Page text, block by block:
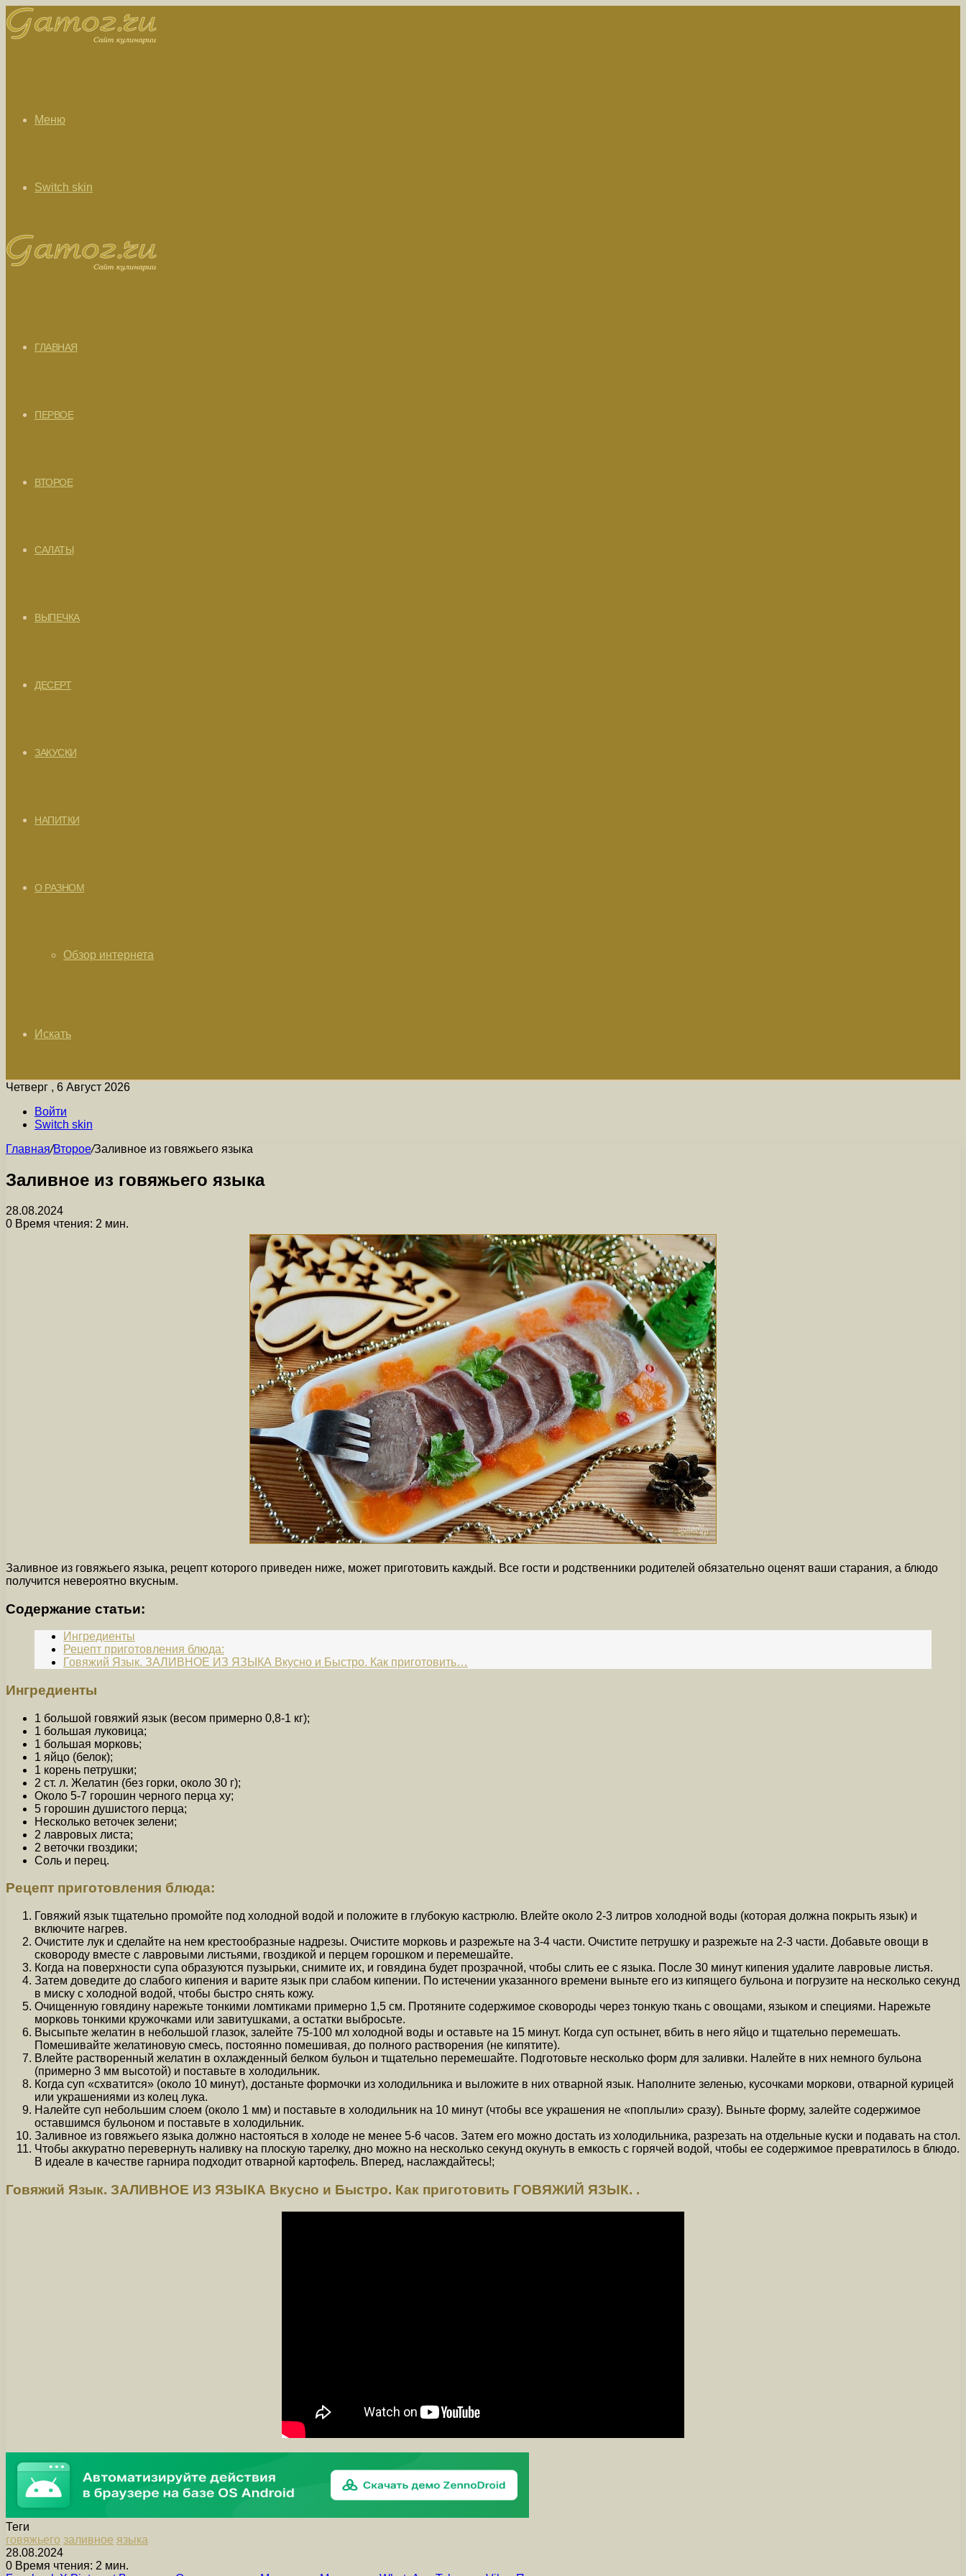
Меню
Switch skin
ГЛАВНАЯ
ПЕРВОЕ
ВТОРОЕ
САЛАТЫ
ВЫПЕЧКА
ДЕСЕРТ
ЗАКУСКИ
НАПИТКИ
О РАЗНОМ
Обзор интернета
Искать
Четверг , 6 Август 2026
Войти
Switch skin
Главная/Второе/Заливное из говяжьего языка
Заливное из говяжьего языка
28.08.2024
0 Время чтения: 2 мин.
Заливное из говяжьего языка, рецепт которого приведен ниже, может приготовить каждый. Все гости и родственники родителей обязательно оценят ваши старания, а блюдо
получится невероятно вкусным.
Содержание статьи:
Ингредиенты
Рецепт приготовления блюда:
Говяжий Язык. ЗАЛИВНОЕ ИЗ ЯЗЫКА Вкусно и Быстро. Как приготовить…
Ингредиенты
1 большой говяжий язык (весом примерно 0,8-1 кг);
1 большая луковица;
1 большая морковь;
1 яйцо (белок);
1 корень петрушки;
2 ст. л. Желатин (без горки, около 30 г);
Около 5-7 горошин черного перца ху;
5 горошин душистого перца;
Несколько веточек зелени;
2 лавровых листа;
2 веточки гвоздики;
Соль и перец.
Рецепт приготовления блюда:
Говяжий язык тщательно промойте под холодной водой и положите в глубокую кастрюлю. Влейте около 2-3 литров холодной воды (которая должна покрыть язык) и
включите нагрев.
Очистите лук и сделайте на нем крестообразные надрезы. Очистите морковь и разрежьте на 3-4 части. Очистите петрушку и разрежьте на 2-3 части. Добавьте овощи в
сковороду вместе с лавровыми листьями, гвоздикой и перцем горошком и перемешайте.
Когда на поверхности супа образуются пузырьки, снимите их, и говядина будет прозрачной, чтобы слить ее с языка. После 30 минут кипения удалите лавровые листья.
Затем доведите до слабого кипения и варите язык при слабом кипении. По истечении указанного времени выньте его из кипящего бульона и погрузите на несколько секунд
в миску с холодной водой, чтобы быстро снять кожу.
Очищенную говядину нарежьте тонкими ломтиками примерно 1,5 см. Протяните содержимое сковороды через тонкую ткань с овощами, языком и специями. Нарежьте
морковь тонкими кружочками или завитушками, а остатки выбросьте.
Высыпьте желатин в небольшой глазок, залейте 75-100 мл холодной воды и оставьте на 15 минут. Когда суп остынет, вбить в него яйцо и тщательно перемешать.
Помешивайте желатиновую смесь, постоянно помешивая, до полного растворения (не кипятите).
Влейте растворенный желатин в охлажденный белком бульон и тщательно перемешайте. Подготовьте несколько форм для заливки. Налейте в них немного бульона
(примерно 3 мм высотой) и поставьте в холодильник.
Когда суп «схватится» (около 10 минут), достаньте формочки из холодильника и выложите в них отварной язык. Наполните зеленью, кусочками моркови, отварной курицей
или украшениями из колец лука.
Налейте суп небольшим слоем (около 1 мм) и поставьте в холодильник на 10 минут (чтобы все украшения не «поплыли» сразу). Выньте форму, залейте содержимое
оставшимся бульоном и поставьте в холодильник.
Заливное из говяжьего языка должно настояться в холоде не менее 5-6 часов. Затем его можно достать из холодильника, разрезать на отдельные куски и подавать на стол.
Чтобы аккуратно перевернуть наливку на плоскую тарелку, дно можно на несколько секунд окунуть в емкость с горячей водой, чтобы ее содержимое превратилось в блюдо.
В идеале в качестве гарнира подходит отварной картофель. Вперед, наслаждайтесь!;
Говяжий Язык. ЗАЛИВНОЕ ИЗ ЯЗЫКА Вкусно и Быстро. Как приготовить ГОВЯЖИЙ ЯЗЫК. .
Теги
говяжьего заливное языка
28.08.2024
0 Время чтения: 2 мин.